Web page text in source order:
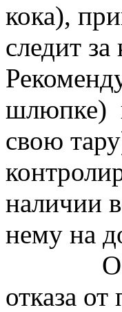
кока),
следит
шлюпке)
свою
наличии
нему на
отказа